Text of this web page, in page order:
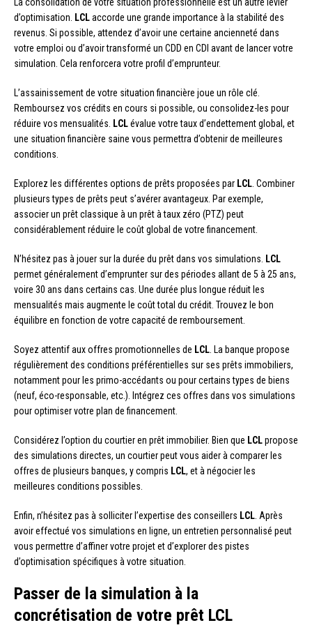
d’optimisation.
LCLaccorde une grande importance à la stabilité des
revenus. Si possible, attendez d’avoir une certaine ancienneté dans
votre emploi ou d’avoir transformé un CDD en CDI avant de lancer votre
simulation. Cela renforcera votre profil d’emprunteur.
L’assainissement de votre situation financière joue un rôle clé.
Remboursez vos crédits en cours si possible, ou consolidez-les pour
réduire vos mensualités.
LCLévalue votre taux d’endettement global, et
une situation financière saine vous permettra d’obtenir de meilleures
conditions.
Explorez les différentes options de prêts proposées par LCL . Combiner
plusieurs types de prêts peut s’avérer avantageux. Par exemple,
associer un prêt classique à un prêt à taux zéro (PTZ) peut
considérablement réduire le coût global de votre financement.
N’hésitez pas à jouer sur la durée du prêt dans vos simulations.
LCL
permet généralement d’emprunter sur des périodes allant de 5 à 25 ans,
voire 30 ans dans certains cas. Une durée plus longue réduit les
mensualités mais augmente le coût total du crédit. Trouvez le bon
équilibre en fonction de votre capacité de remboursement.
Soyez attentif aux offres promotionnelles de LCL . La banque propose
régulièrement des conditions préférentielles sur ses prêts immobiliers,
notamment pour les primo-accédants ou pour certains types de biens
(neuf, éco-responsable, etc.). Intégrez ces offres dans vos simulations
pour optimiser votre plan de financement.
Considérez l’option du courtier en prêt immobilier. Bien que LCLpropose
des simulations directes, un courtier peut vous aider à comparer les
offres de plusieurs banques, y compris LCL, et à négocier les
meilleures conditions possibles.
Enfin, n’hésitez pas à solliciter l’expertise des conseillers LCL . Après
avoir effectué vos simulations en ligne, un entretien personnalisé peut
vous permettre d’affiner votre projet et d’explorer des pistes
d’optimisation spécifiques à votre situation.
Passer de la simulation à la
concrétisation de votre prêt LCL